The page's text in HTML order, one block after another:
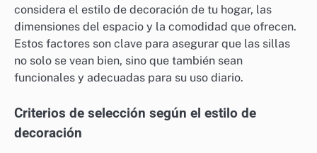
considera el estilo de decoración de tu hogar, las
dimensiones del espacio y la comodidad que ofrecen.
Estos factores son clave para asegurar que las sillas
no solo se vean bien, sino que también sean
funcionales y adecuadas para su uso diario.
Criterios de selección según el estilo de
decoración